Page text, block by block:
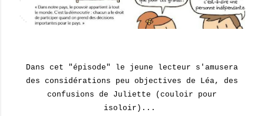
Dans cet "épisode" le jeune lecteur s'amusera
des considérations peu objectives de Léa, des
confusions de Juliette (couloir pour
isoloir)...